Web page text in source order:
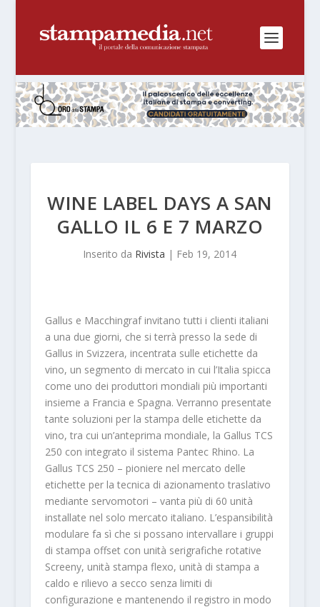
WINE LABEL DAYS A SAN
GALLO IL 6 E 7 MARZO
Inserito da Rivista | Feb 19, 2014
Gallus e Macchingraf invitano tutti i clienti italiani
a una due giorni, che si terrà presso la sede di
Gallus in Svizzera, incentrata sulle etichette da
vino, un segmento di mercato in cui l’Italia spicca
come uno dei produttori mondiali più importanti
insieme a Francia e Spagna. Verranno presentate
tante soluzioni per la stampa delle etichette da
vino, tra cui un’anteprima mondiale, la Gallus TCS
250 con integrato il sistema Pantec Rhino. La
Gallus TCS 250 – pioniere nel mercato delle
etichette per la tecnica di azionamento traslativo
mediante servomotori – vanta più di 60 unità
installate nel solo mercato italiano. L’espansibilità
modulare fa sì che si possano intervallare i gruppi
di stampa offset con unità serigrafiche rotative
Screeny, unità stampa flexo, unità di stampa a
caldo e rilievo a secco senza limiti di
configurazione e mantenendo il registro in modo